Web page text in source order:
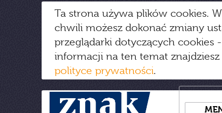
Ta strona używa plików cookies.
chwili możesz dokonać zmiany
przeglądarki dotyczących cookies
informacji na ten temat
polityce prywatności.